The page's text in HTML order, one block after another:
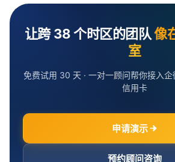
让跨 38 个时区的团队像
室
免费试用 30 天 · 一对一顾问帮你接入企
信用卡
申请演示
预约顾问咨询